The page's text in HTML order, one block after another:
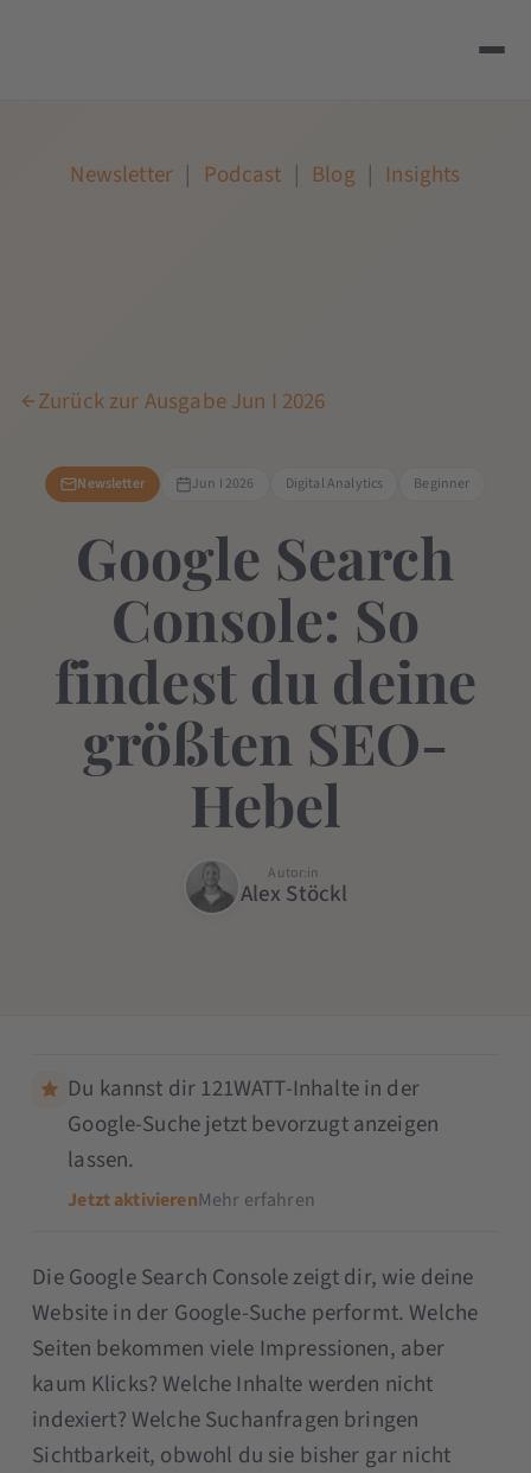
Newsletter | Podcast | Blog | Insights
Zurück zur Ausgabe Jun I 2026
Newsletter Jun I 2026 Digital Analytics Beginner
Google Search
Console: So
findest du deine
größten SEO-
Hebel
Autor:in
Alex Stöckl
Du kannst dir 121WATT-Inhalte in der
Google-Suche jetzt bevorzugt anzeigen
lassen.
Jetzt aktivierenMehr erfahren
Die Google Search Console zeigt dir, wie deine
Website in der Google-Suche performt. Welche
Seiten bekommen viele Impressionen, aber
kaum Klicks? Welche Inhalte werden nicht
indexiert? Welche Suchanfragen bringen
Sichtbarkeit, obwohl du sie bisher gar nicht